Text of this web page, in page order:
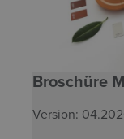
Broschüre
Version: